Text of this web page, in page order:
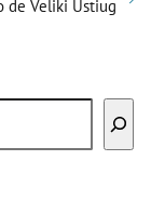
de Veliki Ústiug